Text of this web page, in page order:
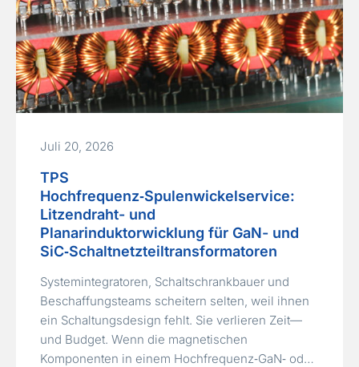
Juli 20, 2026
TPS
Hochfrequenz‑Spulenwickelservice:
Litzendraht- und
Planarinduktorwicklung für GaN- und
SiC‑Schaltnetzteiltransformatoren
Systemintegratoren, Schaltschrankbauer und
Beschaffungsteams scheitern selten, weil ihnen
ein Schaltungsdesign fehlt. Sie verlieren Zeit—
und Budget. Wenn die magnetischen
Komponenten in einem Hochfrequenz‑GaN‑ oder